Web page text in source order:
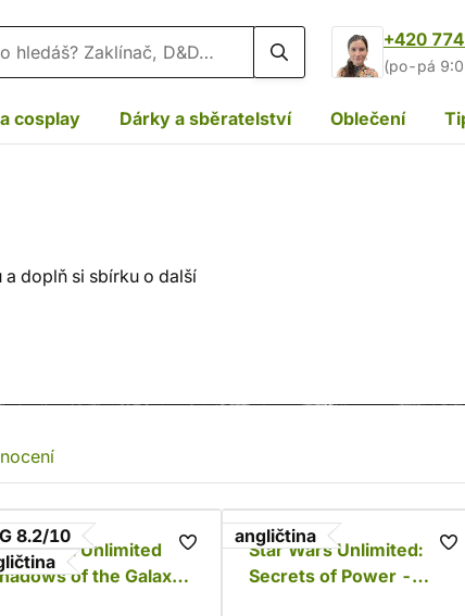
+420
(po-pá
cosplay Dárky a sběratelství Oblečení
doplň si sbírku o další
8.2/10
Wars: Unlimited -
of the Galaxy:
angličtina
Star Wars Unlimited:
Secrets of Power -